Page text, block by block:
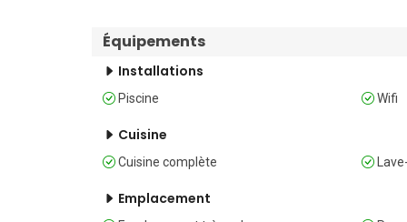
comprenant une machine à café, un lave-vaisselle,
vues sur la verdure environnante. Les équipements
un lave-linge pour un séjour confortable, qu’il soit long
À l'extérieur, les hôtes peuvent se détendre au bord
privé ou dîner en plein air dans l'espace repas
sur le terrain de la propriété.
Chambre 1 : Cette chambre dispose d'un lit double,
Équipements
Installations
Piscine Wifi
Cuisine
Cuisine complète
Emplacement